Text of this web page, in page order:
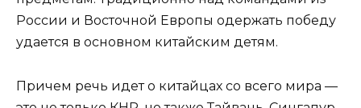
России и Восточной Европы одержать победу
удается в основном китайским детям.
Причем речь идет о китайцах со всего мира —